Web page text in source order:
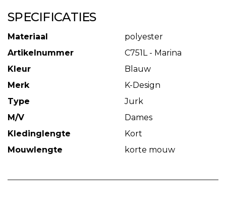
SPECIFICATIES
Materiaal
polyester
Artikelnummer
C751L - Marina
Kleur
Blauw
Merk
K-Design
Type
Jurk
M/V
Dames
Kledinglengte
Kort
Mouwlengte
korte mouw